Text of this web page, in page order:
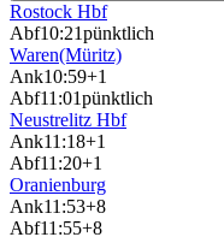
Rostock Hbf
Abf10:21pünktlich
Waren(Müritz)
Ank10:59+1
Abf11:01pünktlich
Neustrelitz Hbf
Ank11:18+1
Abf11:20+1
Oranienburg
Ank11:53+8
Abf11:55+8